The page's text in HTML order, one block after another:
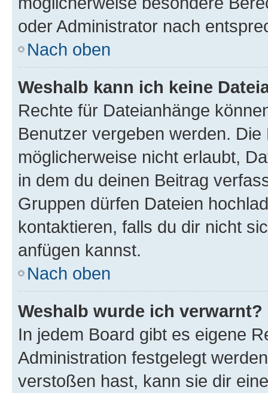
oder Administrator nach
Nach oben
Weshalb kann ich keine
Rechte für Dateianhänge
Benutzer vergeben werden.
möglicherweise nicht erlaubt,
in dem du deinen Beitrag
Gruppen dürfen Dateien
kontaktieren, falls du dir nicht
anfügen kannst.
Nach oben
Weshalb wurde ich verwarnt?
In jedem Board gibt es eigene
Administration festgelegt
verstoßen hast, kann sie dir